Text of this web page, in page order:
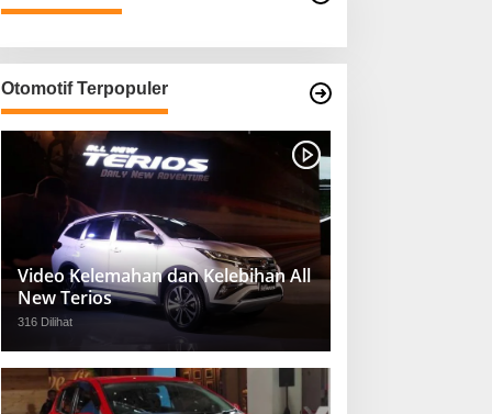
Otomotif Terpopuler
Video Kelemahan dan Kelebihan All
New Terios
316 Dilihat